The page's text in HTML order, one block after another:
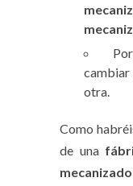
cambiar
otra.
Como
de una